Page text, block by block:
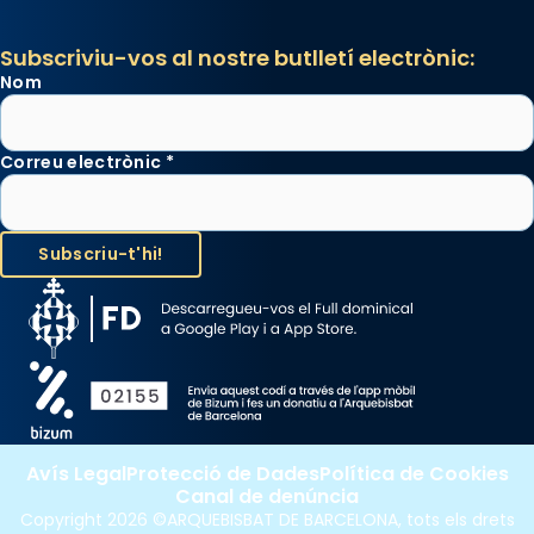
processó (recuperada el 1972) al voltant
del temple amb les relíquies de les santes.
Des de 1985 hi participa també un grup de
gran a Mataró.
Santes a Mataró»🥵.
Photo
View on Facebook · Share
Subscriviu-vos al nostre butlletí electrònic:
Nom
Correu electrònic *
Copyright 2026 ©ARQUEBISBAT DE BARCELONA, tots els drets
Avís LegalProtecció de DadesPolítica de Cookies
Canal de denúncia